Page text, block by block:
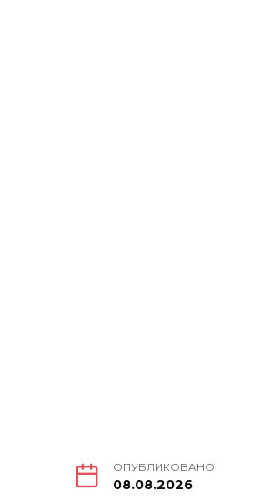
ОПУБЛИКОВАНО
08.08.2026